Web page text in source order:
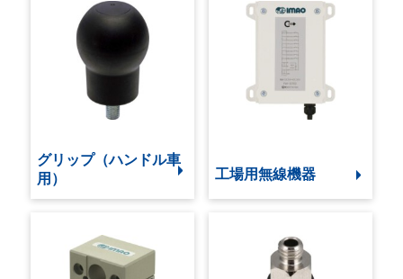
グリップ（ハンドル車
用）
工場用無線機器